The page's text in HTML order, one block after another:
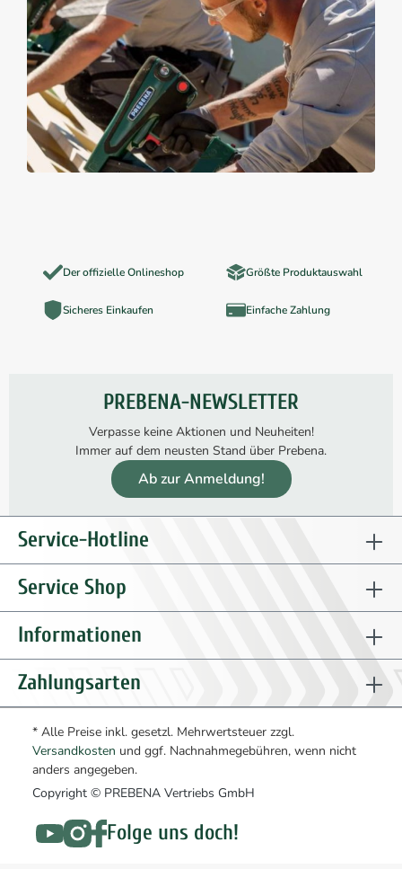
Der offizielle Onlineshop Größte Produktauswahl
Sicheres Einkaufen Einfache Zahlung
PREBENA-NEWSLETTER
Verpasse keine Aktionen und Neuheiten!
Immer auf dem neusten Stand über Prebena.
Ab zur Anmeldung!
Service-Hotline
Service Shop
Informationen
Zahlungsarten
* Alle Preise inkl. gesetzl. Mehrwertsteuer zzgl.
Versandkosten und ggf. Nachnahmegebühren, wenn nicht
anders angegeben.
Copyright © PREBENA Vertriebs GmbH
Folge uns doch!